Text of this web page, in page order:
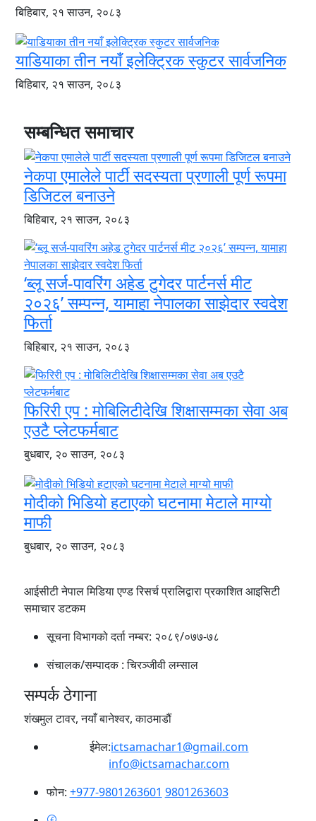
बिहिबार, २१ साउन, २०८३
याडियाका तीन नयाँ इलेक्ट्रिक स्कुटर सार्वजनिक
बिहिबार, २१ साउन, २०८३
सम्बन्धित समाचार
नेकपा एमालेले पार्टी सदस्यता प्रणाली पूर्ण रूपमा
डिजिटल बनाउने
बिहिबार, २१ साउन, २०८३
‘ब्लू सर्ज-पावरिंग अहेड टुगेदर पार्टनर्स मीट
२०२६’ सम्पन्न, यामाहा नेपालका साझेदार स्वदेश
फिर्ता
बिहिबार, २१ साउन, २०८३
फिरिरी एप : मोबिलिटीदेखि शिक्षासम्मका सेवा अब
एउटै प्लेटफर्मबाट
बुधबार, २० साउन, २०८३
मोदीको भिडियो हटाएको घटनामा मेटाले माग्यो
माफी
बुधबार, २० साउन, २०८३
आईसीटी नेपाल मिडिया एण्ड रिसर्च प्रालिद्वारा प्रकाशित आइसिटी
समाचार डटकम
सूचना विभागको दर्ता नम्बर: २०८९/०७७-७८
संचालक/सम्पादक :चिरञ्जीवी लम्साल
सम्पर्क ठेगाना
शंखमुल टावर, नयाँ बानेश्वर, काठमाडौं
ईमेल:ictsamachar1@gmail.com
info@ictsamachar.com
फोन: +977-9801263601 9801263603